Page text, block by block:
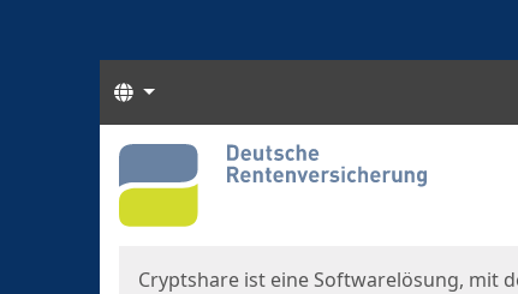
Sprachen
Start
Cryptshare ist eine Softwarelösung, mit